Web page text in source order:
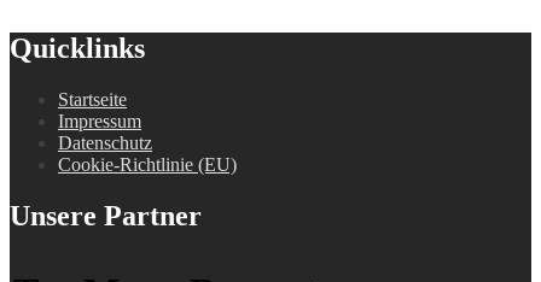
Quicklinks
Startseite
Impressum
Datenschutz
Cookie-Richtlinie (EU)
Unsere Partner